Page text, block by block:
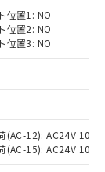
位置1: NO
位置2: NO
位置3: NO
(AC-12): AC24V 10A/
(AC-15): AC24V
）の
品で
の非含